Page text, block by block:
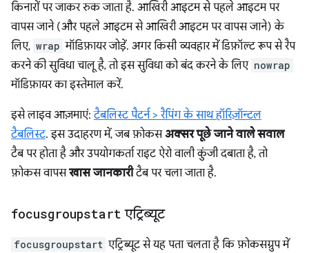
किनारों पर जाकर रुक जाता है. आखिरी आइटम से पहले आइटम पर
वापस जाने (और पहले आइटम से आखिरी आइटम पर वापस जाने) के
लिए, wrap मॉडिफ़ायर जोड़ें. अगर किसी व्यवहार में डिफ़ॉल्ट रूप से रैप
करने की सुविधा चालू है, तो इस सुविधा को बंद करने के लिए nowrap
मॉडिफ़ायर का इस्तेमाल करें.
इसे लाइव आज़माएं:टैबलिस्ट पैटर्न > रैपिंग के साथ हॉरिज़ॉन्टल
टैबलिस्ट. इस उदाहरण में, जब फ़ोकसअक्सर पूछे जाने वाले सवाल
टैब पर होता है और उपयोगकर्ता राइट ऐरो वाली कुंजी दबाता है, तो
फ़ोकस वापसखास जानकारीटैब पर चला जाता है.
focusgroupstart एट्रिब्यूट
focusgroupstart एट्रिब्यूट से यह पता चलता है कि फ़ोकसग्रुप में